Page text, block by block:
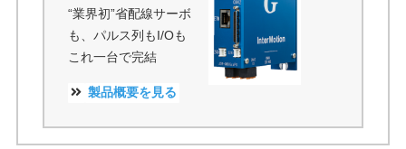
“業界初”省配線サーボ
も、パルス列もI/Oも
これ一台で完結
製品概要を見る